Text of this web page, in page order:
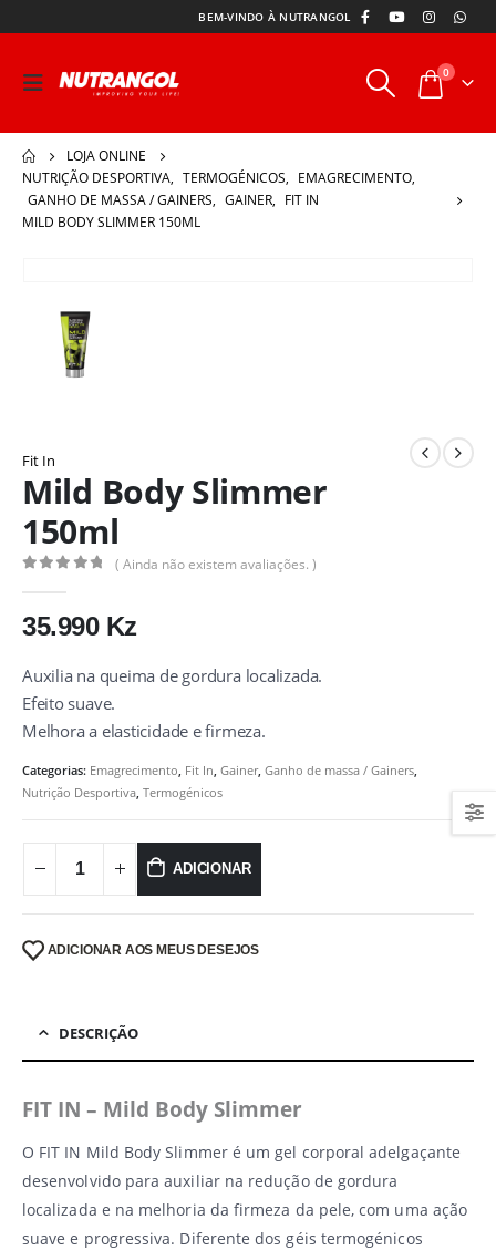
BEM-VINDO À NUTRANGOL
0
LOJA ONLINE
NUTRIÇÃO DESPORTIVA, TERMOGÉNICOS, EMAGRECIMENTO,
GANHO DE MASSA / GAINERS, GAINER, FIT IN
MILD BODY SLIMMER 150ML
Fit In
Mild Body Slimmer
150ml
( Ainda não existem avaliações. )
35.990 Kz
Auxilia na queima de gordura localizada.
Efeito suave.
Melhora a elasticidade e firmeza.
Categorias: Emagrecimento, Fit In, Gainer, Ganho de massa / Gainers,
Nutrição Desportiva, Termogénicos
ADICIONAR
ADICIONAR AOS MEUS DESEJOS
DESCRIÇÃO
FIT IN – Mild Body Slimmer
O FIT IN Mild Body Slimmer é um gel corporal adelgaçante
desenvolvido para auxiliar na redução de gordura
localizada e na melhoria da firmeza da pele, com uma ação
suave e progressiva. Diferente dos géis termogénicos